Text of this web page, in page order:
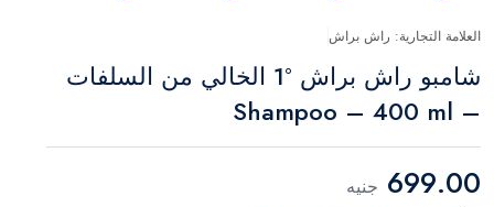
العلامة التجارية: راش براش
شامبو راش براش °1 الخالي من السلفات
– Shampoo – 400 ml
699.00 جنيه